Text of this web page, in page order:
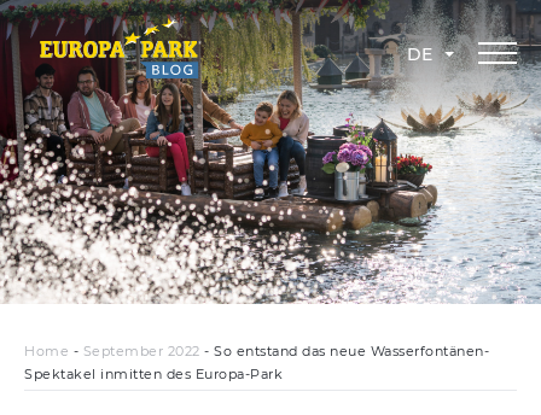
DE
Home - September 2022 - So entstand das neue Wasserfontänen-
Spektakel inmitten des Europa-Park